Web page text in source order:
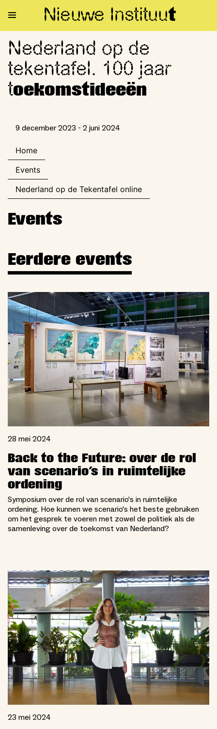
Nieuwe Instituut
Nederland op de tekentafel.
Nederland op de
tekentafel. 100 jaar
toekomstideeën
9 december 2023 - 2 juni 2024
Home
Events
Nederland op de Tekentafel online
Events
Eerdere events
28 mei 2024
Back to the Future: over de rol
van scenario's in ruimtelijke
ordening
Symposium over de rol van scenario's in ruimtelijke
ordening. Hoe kunnen we scenario's het beste gebruiken
om het gesprek te voeren met zowel de politiek als de
samenleving over de toekomst van Nederland?
23 mei 2024